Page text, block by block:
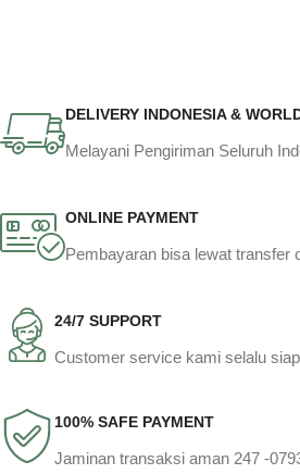
DELIVERY INDONESIA &
Melayani Pengiriman Seluruh
ONLINE PAYMENT
Pembayaran bisa lewat transfer
24/7 SUPPORT
Customer service kami selalu
100% SAFE PAYMENT
Jaminan transaksi aman 247 -